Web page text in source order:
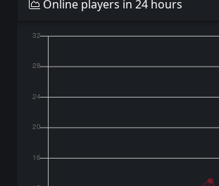
Online players in 24 hours